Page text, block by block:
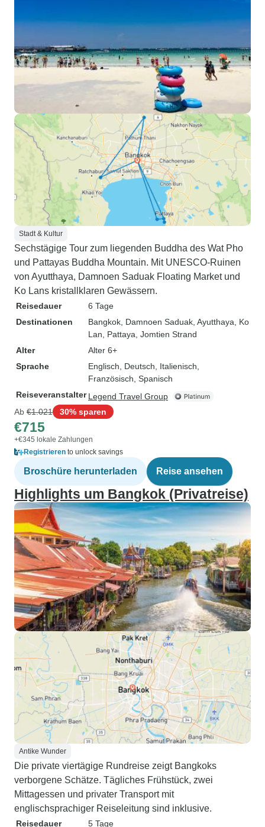
Stadt & Kultur
Sechstägige Tour zum liegenden Buddha des Wat Pho
und Pattayas Buddha Mountain. Mit UNESCO-Ruinen
von Ayutthaya, Damnoen Saduak Floating Market und
Ko Lans kristallklaren Gewässern.
Reisedauer
6 Tage
Destinationen
Bangkok , Damnoen Saduak , Ayutthaya , Ko
Lan , Pattaya , Jomtien Strand
Alter
Alter 6+
Sprache
Englisch, Deutsch, Italienisch,
Französisch, Spanisch
Reiseveranstalter Legend Travel Group
Ab €1.021 30% sparen
€715
+€345 lokale Zahlungen
Registrieren to unlock savings
Broschüre herunterladen Reise ansehen
Highlights um Bangkok (Privatreise)
Antike Wunder
Die private viertägige Rundreise zeigt Bangkoks
verborgene Schätze. Tägliches Frühstück, zwei
Mittagessen und privater Transport mit
englischsprachiger Reiseleitung sind inklusive.
Reisedauer 5 Tage